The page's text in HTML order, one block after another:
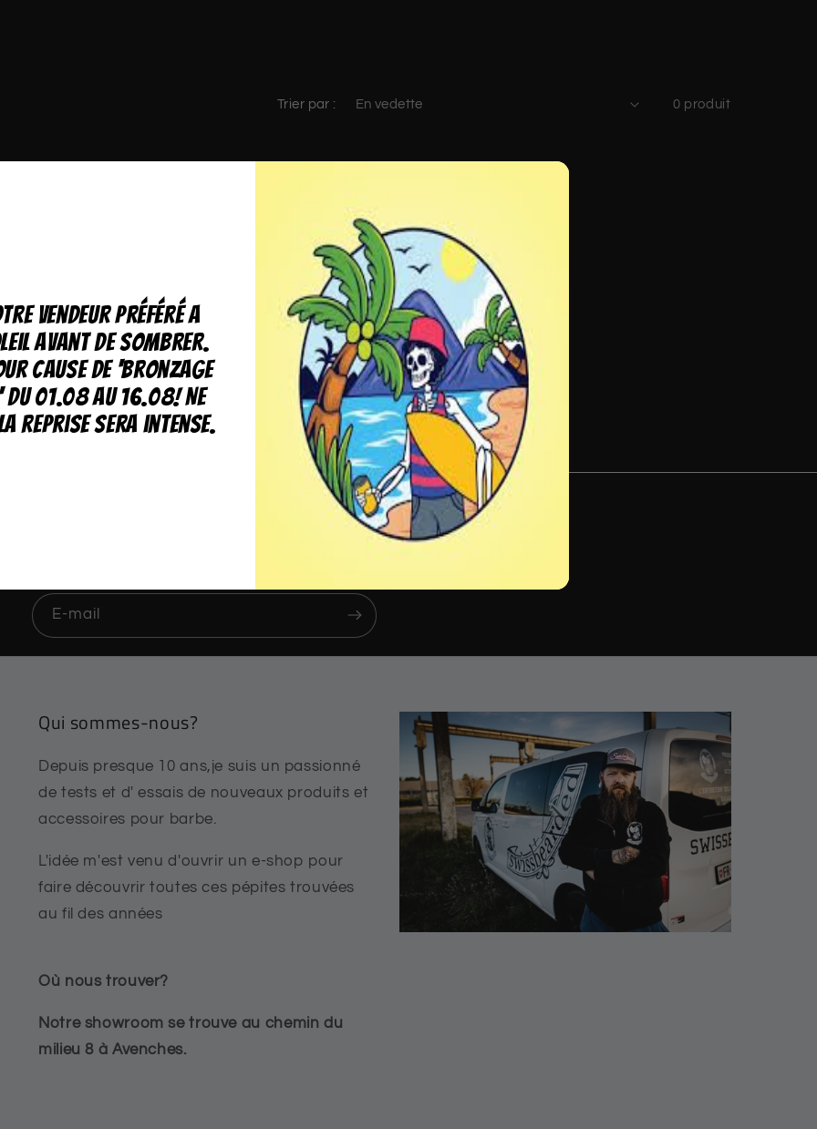
Trier par : 0 produit
tout supprimer
en vous abonnant à notre notre newsletter.
E-mail
Qui sommes-nous?
Depuis presque 10 ans,je suis un passionné
de tests et d' essais de nouveaux produits et
accessoires pour barbe.
L'idée m'est venu d'ouvrir un e-shop pour
faire découvrir toutes ces pépites trouvées
au fil des années
Où nous trouver?
Notre showroom se trouve au chemin du
milieu 8 à Avenches.
vendeur préféré a
avant de sombrer.
cause de 'bronzage
01.08 au 16.08! Ne
reprise sera intense.